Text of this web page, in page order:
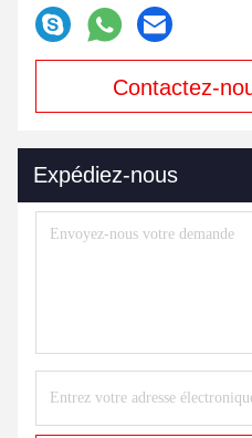
Contactez-
Expédiez-nous